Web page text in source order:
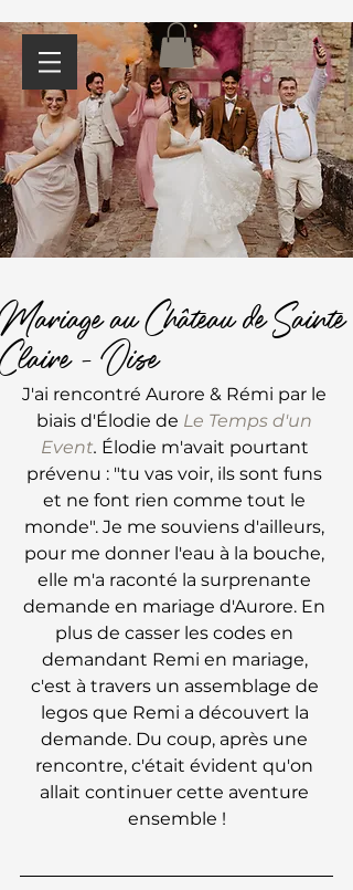
Mariage au Château de Sainte
Claire - Oise
J'ai rencontré Aurore & Rémi par le
biais d'Élodie de Le Temps d'un
Event. Élodie m'avait pourtant
prévenu : "tu vas voir, ils sont funs
et ne font rien comme tout le
monde". Je me souviens d'ailleurs,
pour me donner l'eau à la bouche,
elle m'a raconté la surprenante
demande en mariage d'Aurore. En
plus de casser les codes en
demandant Remi en mariage,
c'est à travers un assemblage de
legos que Remi a découvert la
demande. Du coup, après une
rencontre, c'était évident qu'on
allait continuer cette aventure
ensemble !